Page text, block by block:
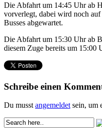
Die Abfahrt um 14:45 Uhr ab
vorverlegt, dabei wird noch
Busses abgewartet.
Die Abfahrt um 15:30 Uhr ab
diesem Zuge bereits um 15:00
Schreibe einen
Du musst angemeldet sein, um